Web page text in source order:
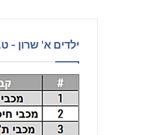
ילדים א' שרון -